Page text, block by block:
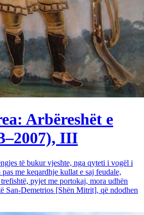
Arbëreshët e
III
të bukur vjeshte, nga qyteti i vogël i
me keqardhje kullat e saj feudale,
pyjet me portokaj, mora udhën
San-Demetrios [Shën Mitrit], që ndodhen